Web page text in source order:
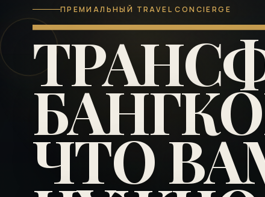
ПРЕМИАЛЬНЫЙ TRAVEL CONCIERGE
ЧТО